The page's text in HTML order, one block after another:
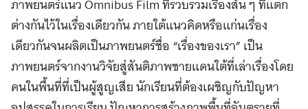
ภาพยนตร์แนว Omnibus Film ที่รวบรวมเรื่องสั้น ๆ ที่แตก
ต่างกันไว้ในเรื่องเดียวกัน ภายใต้แนวคิดหรือแก่นเรื่อง
เดียวกันจนผลิตเป็นภาพยนตร์ชื่อ “เรื่องของเรา” เป็น
ภาพยนตร์จากงานวิจัยสู่สันติภาพชายแดนใต้ที่เล่าเรื่องโดย
คนในพื้นที่ที่เป็นผู้สูญเสีย นักเรียนที่ต้องเผชิญกับปัญหา